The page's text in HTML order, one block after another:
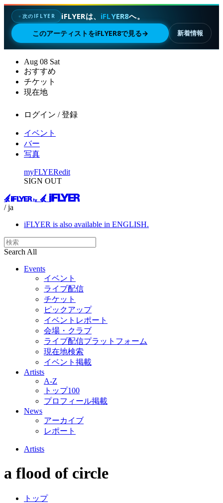
✦ 次のIFLYER iFLYERは、 iFLYER8へ。
このアーティストをiFLYER8で見る→ 新着情報
Aug 08 Sat
おすすめ
チケット
現在地
ログイン / 登録
イベント
バー
写真
myFLYERedit
SIGN OUT
/ ja
iFLYER is also available in ENGLISH.
Search All
Events
イベント
ライブ配信
チケット
ピックアップ
イベントレポート
会場・クラブ
ライブ配信プラットフォーム
現在地検索
イベント掲載
Artists
A-Z
トップ100
プロフィール掲載
News
アーカイブ
レポート
Artists
a flood of circle
トップ